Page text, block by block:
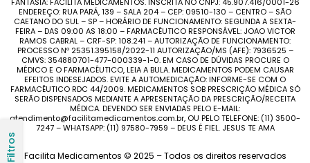
Filtros
ENDEREÇO: RUA PARÁ, 139 – SALA 204 – CEP: 09510-130 – CENTRO – SÃO
CAETANO DO SUL – SP – HORÁRIO DE FUNCIONAMENTO: SEGUNDA A SEXTA-
FEIRA – DAS 09:00 AS 18:00 – FARMACÊUTICO RESPONSÁVEL: JOAO VICTOR
RAMOS CABRAL – CRF-SP: 108.241 – AUTORIZAÇÃO DE FUNCIONAMENTO:
PROCESSO Nº 25351.395158/2022-11 AUTORIZAÇÃO/MS (AFE): 7936525 –
CMVS: 354880701-477-000339-1-0. EM CASO DE DÚVIDAS PROCURE O
MÉDICO E O FARMACÊUTICO, LEIA A BULA. MEDICAMENTOS PODEM CAUSAR
EFEITOS INDESEJADOS. EVITE A AUTOMEDICAÇÃO: INFORME-SE COM O
FARMACÊUTICO RDC 44/2009. MEDICAMENTOS SOB PRESCRIÇÃO MÉDICA SÓ
SERÃO DISPENSADOS MEDIANTE A APRESENTAÇÃO DA PRESCRIÇÃO/RECEITA
MÉDICA. DEVENDO SER ENVIADAS PELO E-MAIL:
atendimento@facilitamedicamentos.com.br, OU PELO TELEFONE: (11) 3500-
7247 – WHATSAPP: (11) 97580-7959 – DEUS É FIEL. JESUS TE AMA
Facilita Medicamentos © 2025 – Todos os direitos reservados